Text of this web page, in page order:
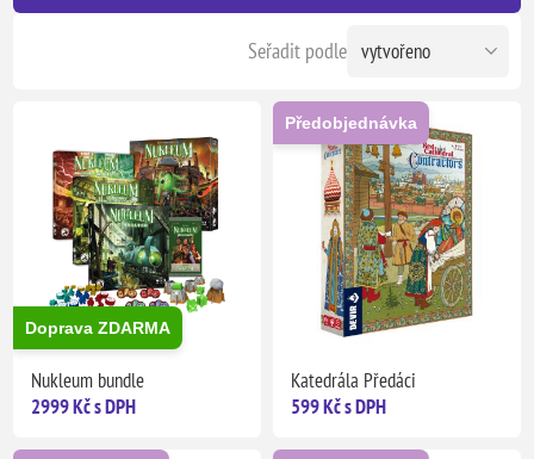
Seřadit podle
Doprava ZDARMA
Nukleum bundle
2999 Kč s DPH
Předobjednávka
Katedrála Předáci
599 Kč s DPH